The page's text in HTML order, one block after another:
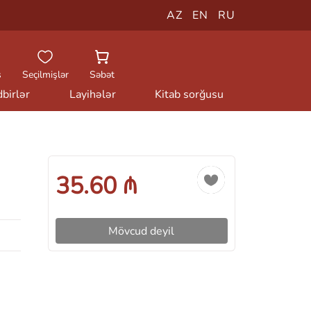
AZ EN RU
Seçilmişlər Səbət
Layihələr Kitab sorğusu
35.60 ₼
Mövcud deyil